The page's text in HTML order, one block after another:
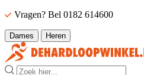
Vragen? Bel 0182 614600
Dames Heren
Zoek